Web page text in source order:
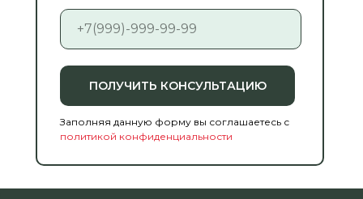
ПОЛУЧИТЬ КОНСУЛЬТАЦИЮ
Заполняя данную форму вы соглашаетесь с
политикой конфиденциальности